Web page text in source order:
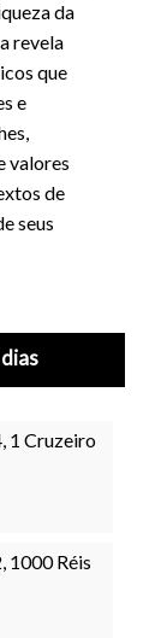
da
revela
que
e
valores
de
seus
1 Cruzeiro
1000 Réis